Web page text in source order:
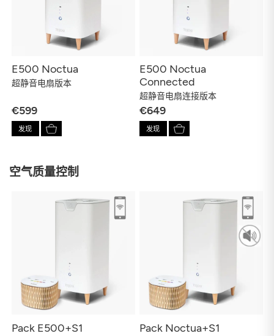
E500 Noctua
超静音电扇版本
€599
发现
E500 Noctua
Connected
超静音电扇连接版本
€649
发现
空气质量控制
Pack E500+S1 Pack Noctua+S1